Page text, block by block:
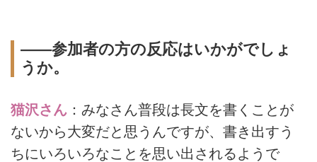
――参加者の方の反応はいかがでしょ
うか。
猫沢さん ：みなさん普段は長文を書くことが
ないから大変だと思うんですが、書き出すう
ちにいろいろなことを思い出されるようで